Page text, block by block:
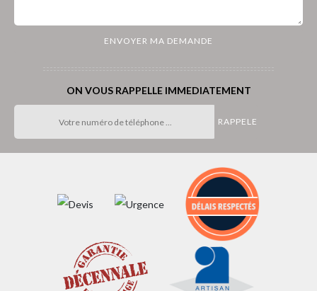
ON VOUS RAPPELLE IMMEDIATEMENT